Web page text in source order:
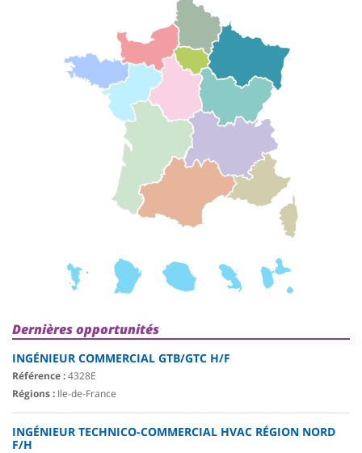
Dernières opportunités
INGÉNIEUR COMMERCIAL GTB/GTC H/F
Référence :4328E
Régions : Ile-de-France
INGÉNIEUR TECHNICO-COMMERCIAL HVAC RÉGION NORD
F/H